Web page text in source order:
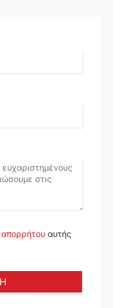
απορρήτου αυτής